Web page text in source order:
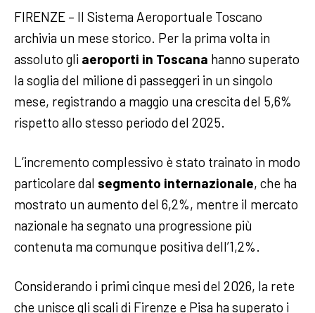
FIRENZE – Il Sistema Aeroportuale Toscano
archivia un mese storico. Per la prima volta in
assoluto gli aeroporti in Toscana hanno superato
la soglia del milione di passeggeri in un singolo
mese, registrando a maggio una crescita del 5,6%
rispetto allo stesso periodo del 2025.
L’incremento complessivo è stato trainato in modo
particolare dal segmento internazionale, che ha
mostrato un aumento del 6,2%, mentre il mercato
nazionale ha segnato una progressione più
contenuta ma comunque positiva dell’1,2%.
Considerando i primi cinque mesi del 2026, la rete
che unisce gli scali di Firenze e Pisa ha superato i